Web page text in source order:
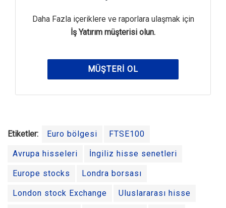
Daha Fazla içeriklere ve raporlara ulaşmak için
İş Yatırım müşterisi olun.
MÜŞTERI OL
Etiketler: Euro bölgesi FTSE100
Avrupa hisseleri İngiliz hisse senetleri
Europe stocks Londra borsası
London stock Exchange Uluslararası hisse